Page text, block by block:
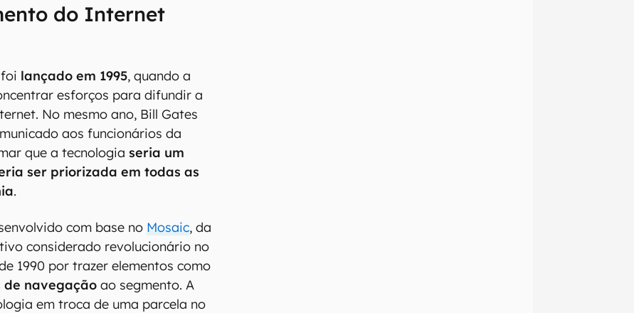
do Internet
lançado em 1995, quando a
esforços para difundir a
No mesmo ano, Bill Gates
aos funcionários da
que a tecnologiaseria um
ser priorizada em todas as
.
com base no Mosaic, da
considerado revolucionário no
1990 por trazer elementos como
de navegação ao segmento. A
em troca de uma parcela no